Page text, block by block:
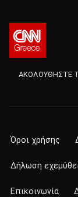
ΑΚΟΛΟΥΘΗΣΤΕ
Όροι χρήσης
Δήλωση
Επικοινωνία